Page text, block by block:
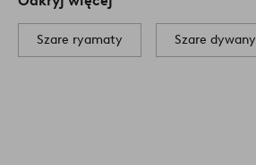
Szare ryamaty Szare dywany